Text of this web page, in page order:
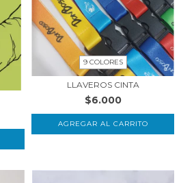
9 COLORES
LLAVEROS CINTA
$6.000
AGREGAR AL CARRITO